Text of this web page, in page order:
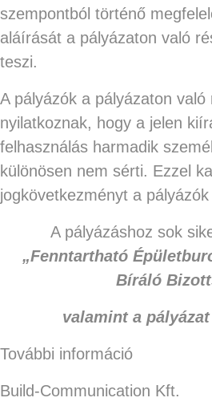
szempontból történő
aláírását a pályázaton való
teszi.
A pályázók a pályázaton való
nyilatkoznak, hogy a jelen
felhasználás harmadik
különösen nem sérti. Ezzel
jogkövetkezményt a pályázók
A pályázáshoz sok
„Fenntartható
Bíráló
valamint a
További információ
Build-Communication Kft.